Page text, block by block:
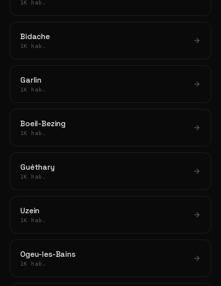
1K hab.
Bidache
1K hab.
Garlin
1K hab.
Boeil-Bezing
1K hab.
Guéthary
1K hab.
Uzein
1K hab.
Ogeu-les-Bains
1K hab.